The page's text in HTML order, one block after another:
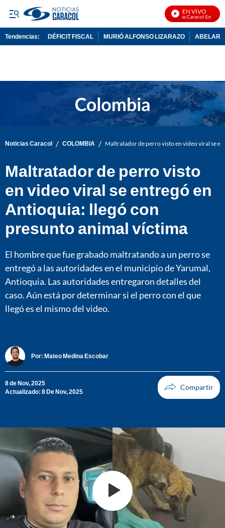
EN VIVO
Noticias Caracol En Vivo
Tendencias: DÉFICIT FISCAL MURIÓ ALFONSO LIZARAZO
Noticias Caracol / COLOMBIA / Maltratador de perro visto en video viral se
Maltratador de perro visto
en video viral se entregó en
Antioquia: llegó con
presunto animal víctima
El hombre que fue grabado maltratando a un perro se
entregó a las autoridades en el municipio de Yarumal,
Antioquia. Las autoridades entregaron detalles del
caso. Aún está por determinar si el perro con el que
llegó es el mismo del video.
Por: Mateo Medina Escobar
8 de Nov, 2025
Actualizado: 8 De Nov, 2025